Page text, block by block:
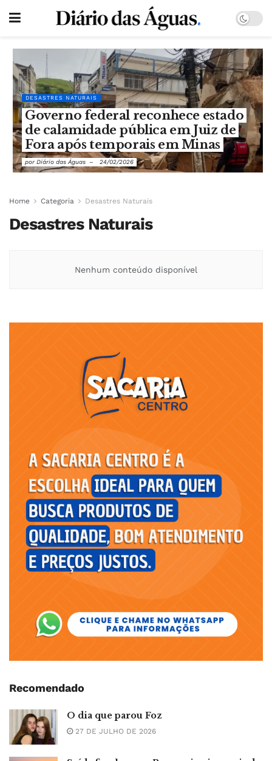
DESASTRES NATURAIS
Governo federal reconhece estado
de calamidade pública em Juiz de
Fora após temporais em Minas
por Diário das Águas 24/02/2026
Home Categoria Desastres Naturais
Desastres Naturais
Nenhum conteúdo disponível
Recomendado
O dia que parou Foz
27 DE JULHO DE 2026